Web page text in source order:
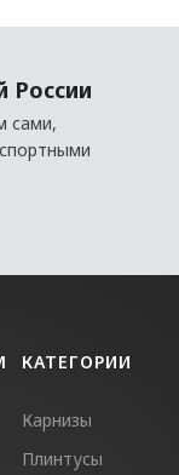
России
сами,
КАТЕГОРИИ
Карнизы
Плинтусы